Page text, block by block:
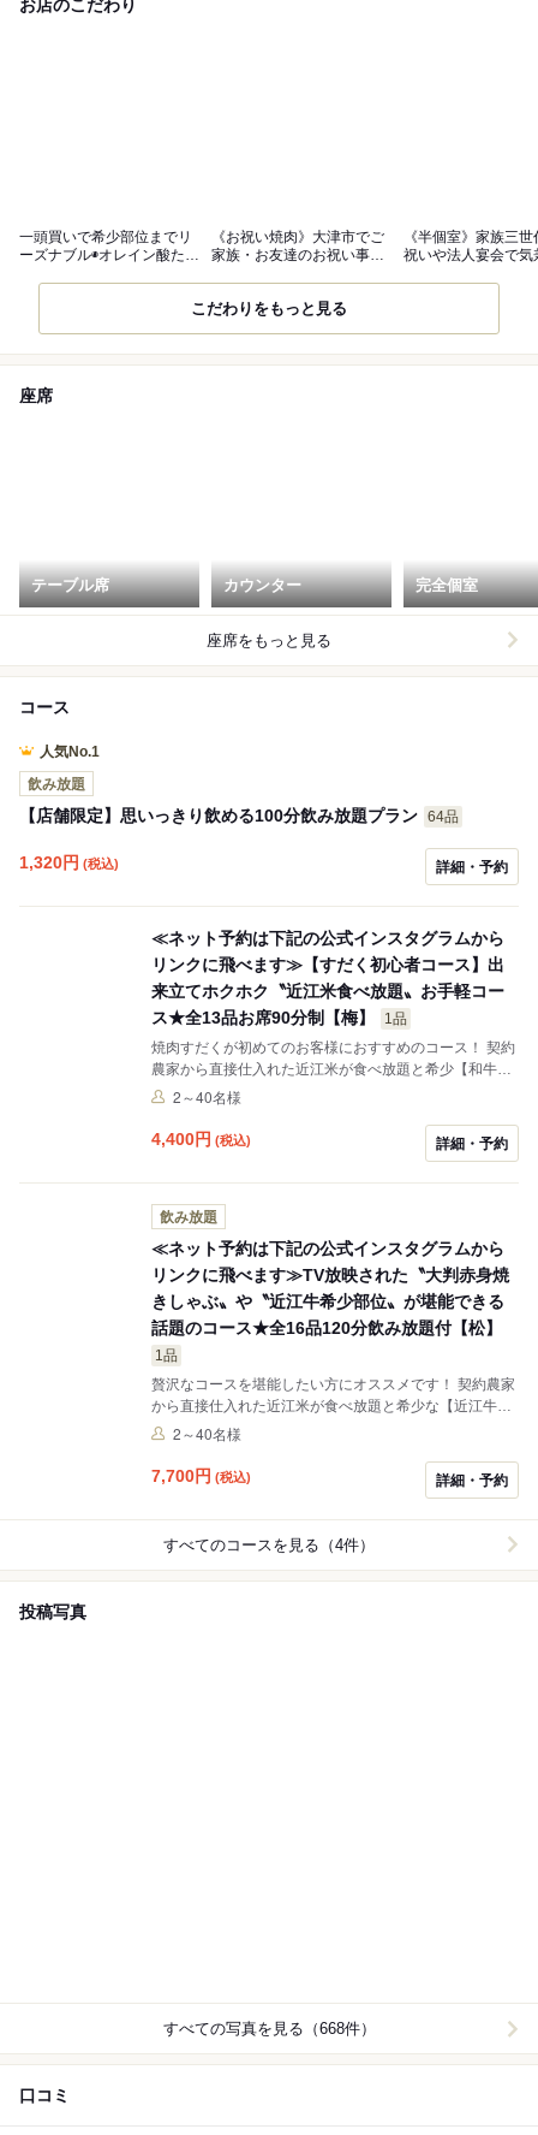
お店のこだわり
一頭買いで希少部位までリ
ーズナブル◉オレイン酸たっ
《お祝い焼肉》大津市でご
家族・お友達のお祝い事な
《半個室》家族三
祝いや法人宴会で気
こだわりをもっと見る
座席
テーブル席 カウンター 完全個室
座席をもっと見る
コース
人気No.1
飲み放題
【店舗限定】思いっきり飲める100分飲み放題プラン 64品
1,320円 (税込) 詳細・予約
≪ネット予約は下記の公式インスタグラムから
リンクに飛べます≫【すだく初心者コース】出
来立てホクホク〝近江米食べ放題〟お手軽コー
ス★全13品お席90分制【梅】
1品
焼肉すだくが初めてのお客様におすすめのコース！ 契約
農家から直接仕入れた近江米が食べ放題と希少【和牛カ
ルビ】が食べられるコースです！ 焼肉5種盛＋ホルモン
プリプリで新鮮です◎ 当店の人気メニューをたっぷりご
2～40名様
4,400円 (税込) 詳細・予約
飲み放題
≪ネット予約は下記の公式インスタグラムから
リンクに飛べます≫TV放映された〝大判赤身焼
きしゃぶ〟や〝近江牛希少部位〟が堪能できる
話題のコース★全16品120分飲み放題付【松】
1品
贅沢なコースを堪能したい方にオススメです！ 契約農家
から直接仕入れた近江米が食べ放題と希少な【近江牛カ
ルビと近江牛ロース】がついてるコースです！ 焼肉5種
くホルモンがプリプリで新鮮です◎ 当店の人気メニュー
イボール各種、酎ハイ各種、焼酎、梅酒、ソフトドリン
クまで豊富にご用意☆ ※写真はイメージです。
2～40名様
7,700円 (税込) 詳細・予約
すべてのコースを見る（4件）
投稿写真
すべての写真を見る（668件）
口コミ